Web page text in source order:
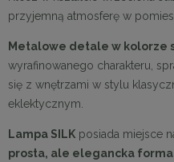
przyjemną atmosferę w
Metalowe detale w kolorze
wyrafinowanego charakteru,
się z wnętrzami w stylu
eklektycznym.
Lampa SILK posiada miejsce
prosta, ale elegancka forma